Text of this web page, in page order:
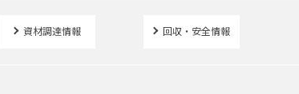
資材調達情報 回収・安全情報